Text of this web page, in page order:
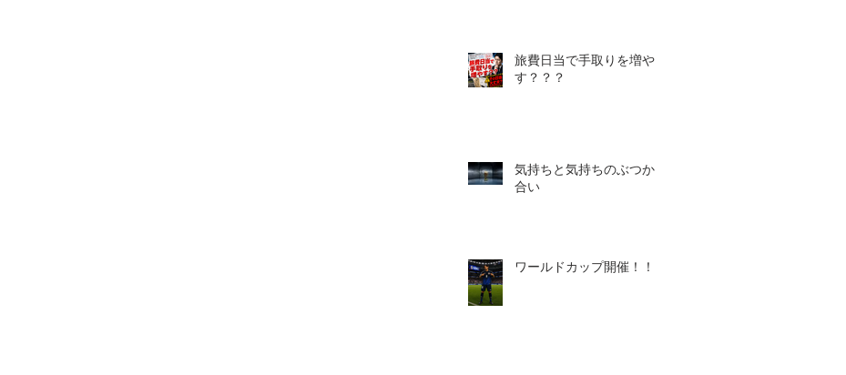
旅費日当で手取りを増や
す？？？
気持ちと気持ちのぶつかり
合い
ワールドカップ開催！！！